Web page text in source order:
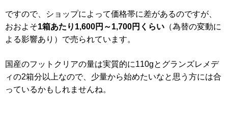
ですので、ショップによって価格帯に差があるのですが、
おおよそ1箱あたり1,600円～1,700円くらい （為替の変動に
よる影響あり）で売られています。
国産のフットクリアの量は実質的に110gとグランズレメデ
ィの2箱分以上なので、少量から始めたいなと思う方には合
っているかもしれませんね。